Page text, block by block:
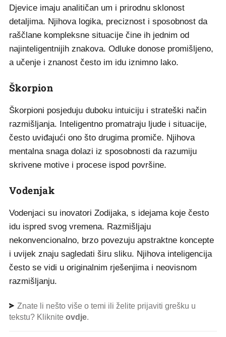
Djevice imaju analitičan um i prirodnu sklonost
detaljima. Njihova logika, preciznost i sposobnost da
raščlane kompleksne situacije čine ih jednim od
najinteligentnijih znakova. Odluke donose promišljeno,
a učenje i znanost često im idu iznimno lako.
Škorpion
Škorpioni posjeduju duboku intuiciju i strateški način
razmišljanja. Inteligentno promatraju ljude i situacije,
često uviđajući ono što drugima promiče. Njihova
mentalna snaga dolazi iz sposobnosti da razumiju
skrivene motive i procese ispod površine.
Vodenjak
Vodenjaci su inovatori Zodijaka, s idejama koje često
idu ispred svog vremena. Razmišljaju
nekonvencionalno, brzo povezuju apstraktne koncepte
i uvijek znaju sagledati širu sliku. Njihova inteligencija
često se vidi u originalnim rješenjima i neovisnom
razmišljanju.
Znate li nešto više o temi ili želite prijaviti grešku u
tekstu? Kliknite ovdje.